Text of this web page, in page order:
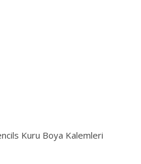
Kuru Boya Kalemleri